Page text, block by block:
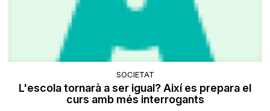
SOCIETAT
L'escola tornarà a ser igual? Així es prepara el
curs amb més interrogants